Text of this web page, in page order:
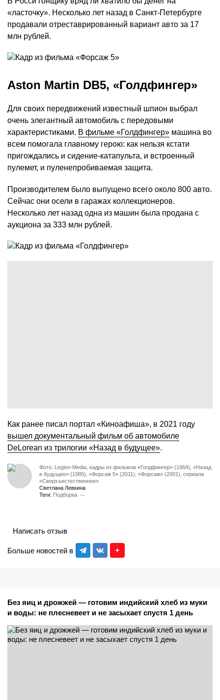
«ласточку». Несколько лет назад в Санкт-Петербурге
продавали отреставрированный вариант авто за 17
млн рублей.
Aston Martin DB5, «Голдфингер»
Для своих передвижений известный шпион выбрал
очень элегантный автомобиль с передовыми
характеристиками. В фильме «Голдфингер» машина во
всем помогала главному герою: как нельзя кстати
пригождались и сидение-катапульта, и встроенный
пулемет, и пуленепробиваемая защита.
Производителем было выпущено всего около 800 авто.
Сейчас они осели в гаражах коллекционеров.
Несколько лет назад одна из машин была продана с
аукциона за 333 млн рублей.
Как ранее писал портал «Киноафиша», в 2021 году
вышел документальный фильм об автомобиле
DeLorean из трилогии «Назад в будущее».
Фото: Legion-Media, кадры из фильмов «Голдфингер» (1964), «Назад
в будущее» (1985), «Форсаж 5» (2011), «Форсаж» (2001), сериала
«Сверхъестественное»
Светлана Левкина
Теги: Подборка
Больше новостей в
Написать отзыв
Без яиц и дрожжей — готовим индийский хлеб из муки
и воды: не плесневеет и не засыхает спустя 1 день